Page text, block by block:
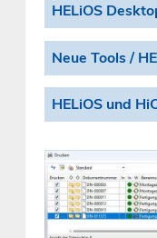
HELiOS
Neue Tools /
HELiOS und